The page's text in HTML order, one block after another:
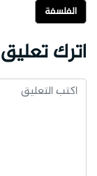
الفلسفة
اترك تعليق